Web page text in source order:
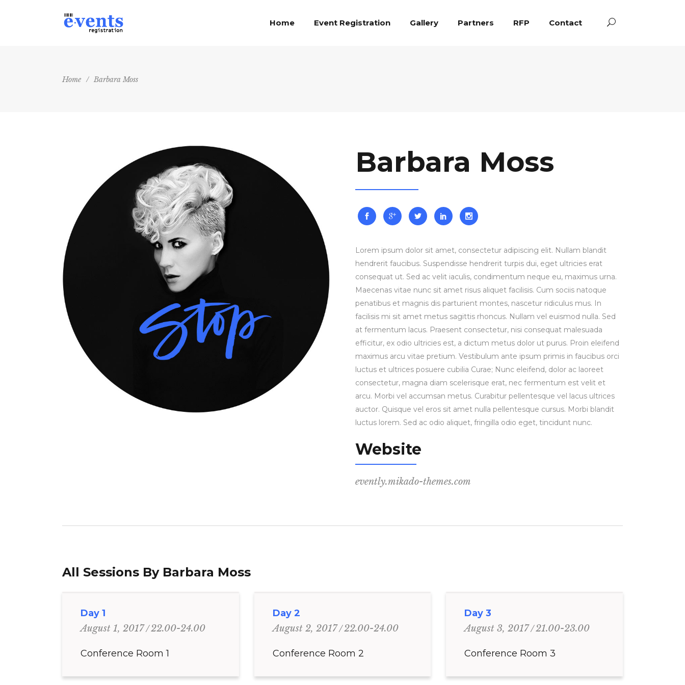
Home Event Registration Gallery Partners RFP Contact
Home / Barbara Moss
Barbara Moss
Lorem ipsum dolor sit amet, consectetur adipiscing elit. Nullam blandit
hendrerit faucibus. Suspendisse hendrerit turpis dui, eget ultricies erat
consequat ut. Sed ac velit iaculis, condimentum neque eu, maximus urna.
Maecenas vitae nunc sit amet risus aliquet facilisis. Cum sociis natoque
penatibus et magnis dis parturient montes, nascetur ridiculus mus. In
facilisis mi sit amet metus sagittis rhoncus. Nullam vel euismod nulla. Sed
at fermentum lacus. Praesent consectetur, nisi consequat malesuada
efficitur, ex odio ultricies est, a dictum metus dolor ut purus. Proin eleifend
maximus arcu vitae pretium. Vestibulum ante ipsum primis in faucibus orci
luctus et ultrices posuere cubilia Curae; Nunc eleifend, dolor ac laoreet
consectetur, magna diam scelerisque erat, nec fermentum est velit et
arcu. Morbi vel accumsan metus. Curabitur pellentesque vel lacus ultrices
auctor. Quisque vel eros sit amet nulla pellentesque cursus. Morbi blandit
luctus lorem. Sed ac odio aliquet, fringilla odio eget, tincidunt nunc.
Website
evently.mikado-themes.com
All Sessions By Barbara Moss
Day 1
August 1, 2017
22.00-24.00
Conference Room 1
Day 2
August 2, 2017
22.00-24.00
Conference Room 2
Day 3
August 3, 2017
21.00-23.00
Conference Room 3